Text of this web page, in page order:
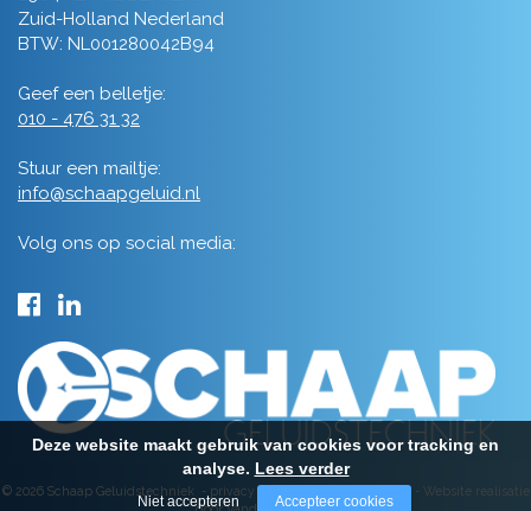
Zuid-Holland Nederland
BTW: NL001280042B94
Geef een belletje:
010 - 476 31 32
Stuur een mailtje:
info@schaapgeluid.nl
Volg ons op social media:
© 2026 Schaap Geluidstechniek - privacy - algemene voorwaarden- Website realisatie
Deze website maakt gebruik van cookies voor tracking en
analyse. Lees verder
Niet accepteren Accepteer cookies